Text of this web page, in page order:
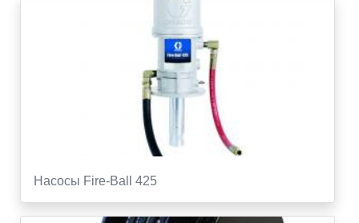
Насосы Fire-Ball 425